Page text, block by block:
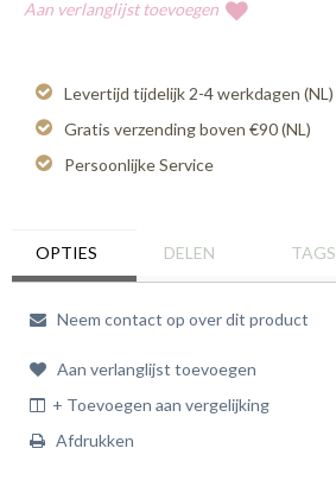
Aan verlanglijst toevoegen
Levertijd tijdelijk 2-4 werkdagen (NL)
Gratis verzending boven €90 (NL)
Persoonlijke Service
OPTIES DELEN TAGS
Neem contact op over dit product
Aan verlanglijst toevoegen
+ Toevoegen aan vergelijking
Afdrukken